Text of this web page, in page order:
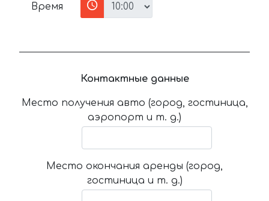
Время
Контактные данные
Место получения авто (город, гостиница,
аэропорт и т. д.)
Место окончания аренды (город,
гостиница и т. д.)